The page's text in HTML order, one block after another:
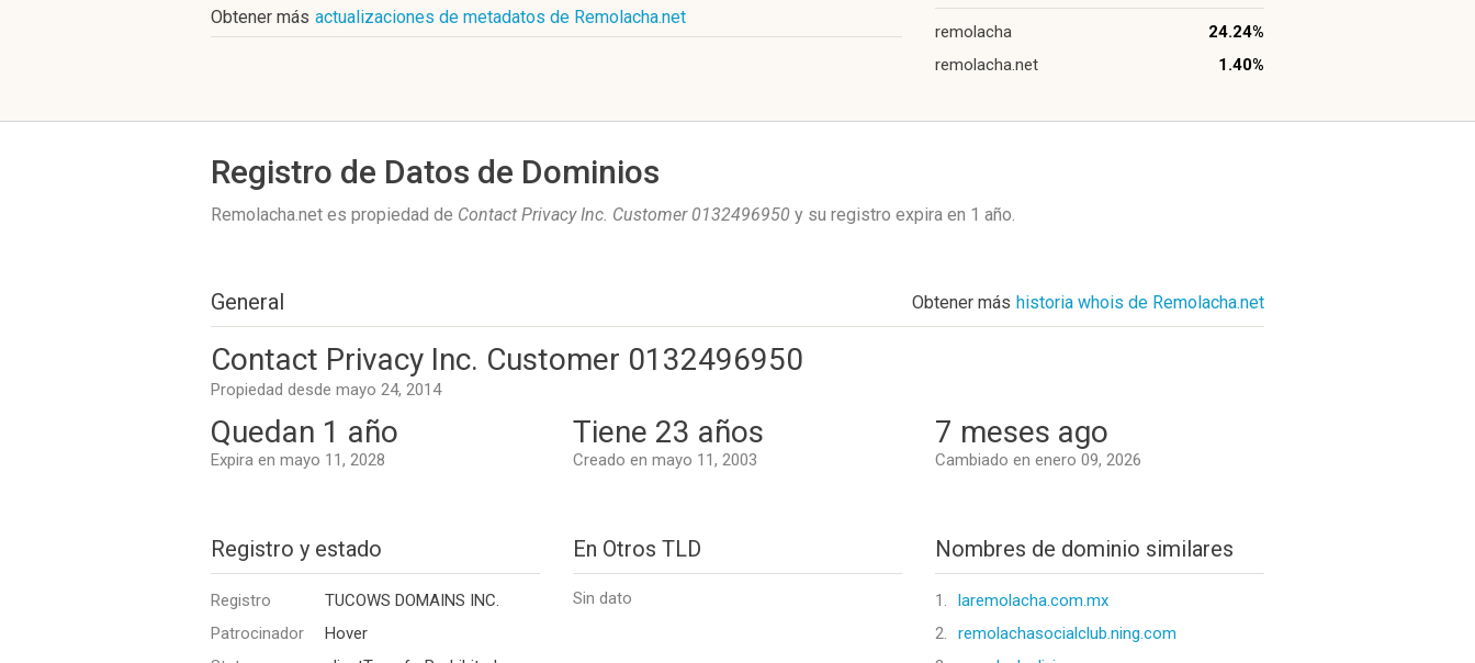
Obtener más actualizaciones de metadatos de Remolacha.net
remolacha
24.24%
remolacha.net
1.40%
Registro de Datos de Dominios
Remolacha.net es propiedad de Contact Privacy Inc. Customer 0132496950 y su registro expira en 1 año.
General Obtener más historia whois de Remolacha.net
Contact Privacy Inc. Customer 0132496950
Propiedad desde mayo 24, 2014
Quedan 1 año
Expira en mayo 11, 2028
Tiene 23 años
Creado en mayo 11, 2003
7 meses ago
Cambiado en enero 09, 2026
Registro y estado
Registro
TUCOWS DOMAINS INC.
Patrocinador
Hover
En Otros TLD
Sin dato
Nombres de dominio similares
1.
laremolacha.com.mx
2.
remolachasocialclub.ning.com